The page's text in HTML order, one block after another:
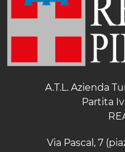
A.T.L. Azienda
Partita
Via Pascal, 7